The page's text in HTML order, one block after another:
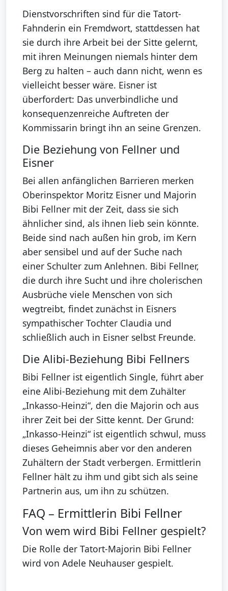
Dienstvorschriften sind für die Tatort-
Fahnderin ein Fremdwort, stattdessen hat
sie durch ihre Arbeit bei der Sitte gelernt,
mit ihren Meinungen niemals hinter dem
Berg zu halten – auch dann nicht, wenn es
vielleicht besser wäre. Eisner ist
überfordert: Das unverbindliche und
konsequenzenreiche Auftreten der
Kommissarin bringt ihn an seine Grenzen.
Die Beziehung von Fellner und
Eisner
Bei allen anfänglichen Barrieren merken
Oberinspektor Moritz Eisner und Majorin
Bibi Fellner mit der Zeit, dass sie sich
ähnlicher sind, als ihnen lieb sein könnte.
Beide sind nach außen hin grob, im Kern
aber sensibel und auf der Suche nach
einer Schulter zum Anlehnen. Bibi Fellner,
die durch ihre Sucht und ihre cholerischen
Ausbrüche viele Menschen von sich
wegtreibt, findet zunächst in Eisners
sympathischer Tochter Claudia und
schließlich auch in Eisner selbst Freunde.
Die Alibi-Beziehung Bibi Fellners
Bibi Fellner ist eigentlich Single, führt aber
eine Alibi-Beziehung mit dem Zuhälter
„Inkasso-Heinzi“, den die Majorin och aus
ihrer Zeit bei der Sitte kennt. Der Grund:
„Inkasso-Heinzi“ ist eigentlich schwul, muss
dieses Geheimnis aber vor den anderen
Zuhältern der Stadt verbergen. Ermittlerin
Fellner hält zu ihm und gibt sich als seine
Partnerin aus, um ihn zu schützen.
FAQ – Ermittlerin Bibi Fellner
Von wem wird Bibi Fellner gespielt?
Die Rolle der Tatort-Majorin Bibi Fellner
wird von Adele Neuhauser gespielt.